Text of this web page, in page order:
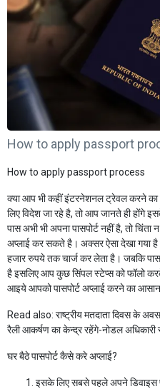
How to apply passport
How to apply passport process
क्या आप भी कहीं इंटरनेशनल ट्रेवल करने का
लिए विदेश जा रहे है, तो आप जानते ही होंगे
पास अभी भी अपना पासपोर्ट नहीं है, तो
अप्लाई कर सकते है। अक्सर ऐसा देखा गया
हजार रुपये तक चार्ज कर लेता है। जबकि
है इसलिए आप कुछ सिंपल स्टेप्स को फॉलो
आइये आपको पासपोर्ट अप्लाई करने का आसान
Read also: राष्ट्रीय मतदाता दिवस के
रैली आकर्षण का केन्द्र रहेंगे-नोडल अधिकारी
घर बैठे पासपोर्ट कैसे करे अप्लाई?
इसके लिए सबसे पहले अपने डिवाइस